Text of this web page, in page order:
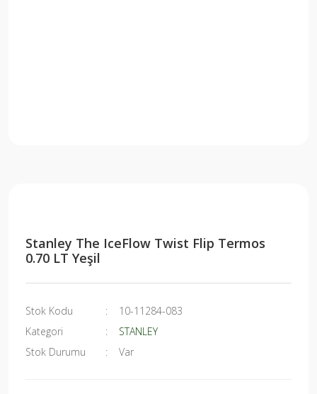
Stanley The IceFlow Twist Flip Termos
0.70 LT Yeşil
Stok Kodu
10-11284-083
Kategori
STANLEY
Stok Durumu
Var